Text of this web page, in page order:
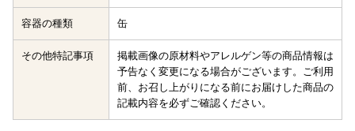
容器の種類 缶
その他特記事項
掲載画像の原材料やアレルゲン等の商品情報は
予告なく変更になる場合がございます。ご利用
前、お召し上がりになる前にお届けした商品の
記載内容を必ずご確認ください。